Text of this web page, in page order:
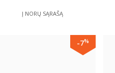
Į NORŲ SĄRAŠĄ
-7%